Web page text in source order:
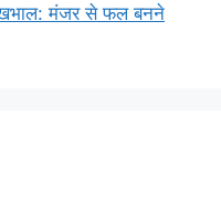
मंजर से फल बनने